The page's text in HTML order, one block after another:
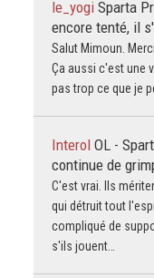
le_yogi Sparta
encore tenté, il
Salut Mimoun.
Ça aussi c'est une
pas trop ce que je
Interol OL -
continue de
C'est vrai. Ils
qui détruit tout
compliqué de
s'ils jouent…